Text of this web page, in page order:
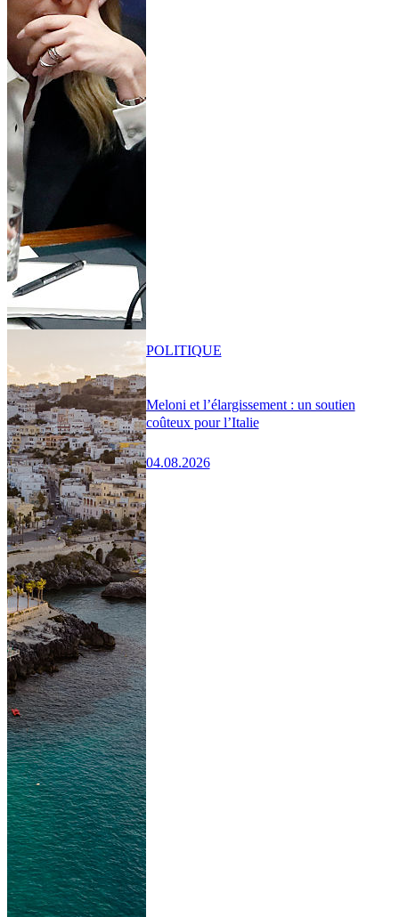
Meloni et l’élargissement : un soutien
coûteux pour l’Italie
04.08.2026
POLITIQUE